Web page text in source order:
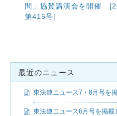
間」協賛講演会を開催
第415号]
最近のニュース
東法連ニュース7・8月号を
東法連ニュース6月号を掲載